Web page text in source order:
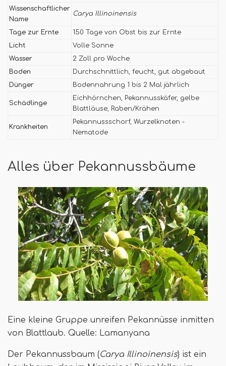
Wissenschaftlicher
Name
Carya Illinoinensis
Tage zur Ernte
150 Tage von Obst bis zur Ernte
Licht
Volle Sonne
Wasser
2 Zoll pro Woche
Boden
Durchschnittlich, feucht, gut abgebaut
Dünger
Bodennahrung 1 bis 2 Mal jährlich
Schädlinge
Eichhörnchen, Pekannusskäfer, gelbe
Blattläuse, Raben/Krähen
Krankheiten
Pekannussschorf, Wurzelknoten -
Nematode
Alles über Pekannussbäume
Eine kleine Gruppe unreifen Pekannüsse inmitten
von Blattlaub. Quelle: Lamanyana
Der Pekannussbaum (Carya Illinoinensis) ist ein